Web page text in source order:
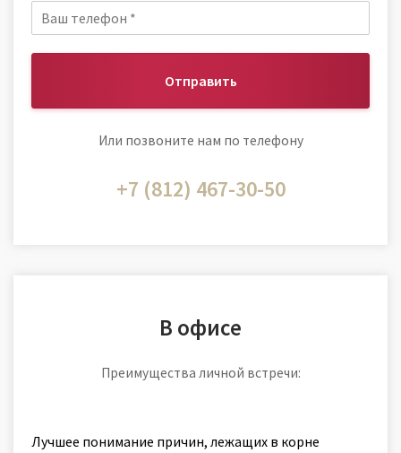
Отправить
Или позвоните нам по телефону
+7 (812) 467-30-50
В офисе
Преимущества личной встречи:
Лучшее понимание причин, лежащих в корне